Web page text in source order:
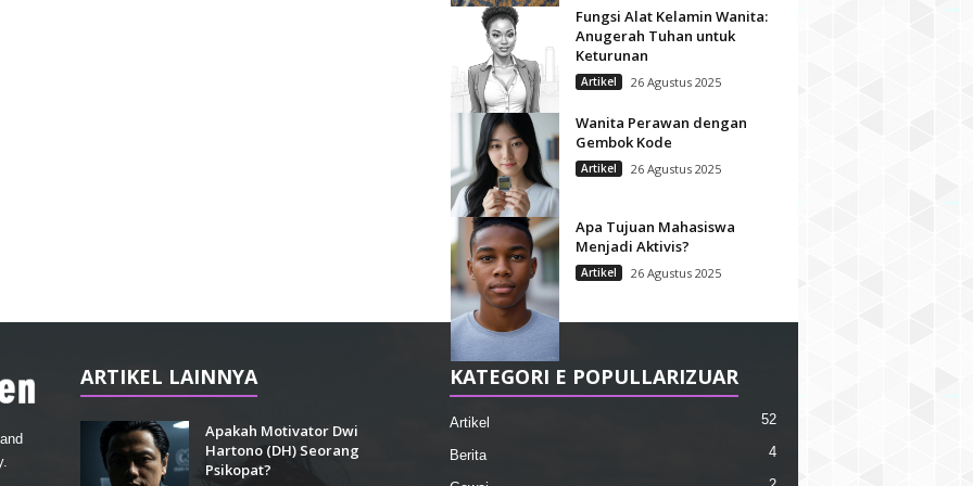
Fungsi Alat Kelamin Wanita:
Anugerah Tuhan untuk
Keturunan
Artikel 26 Agustus 2025
Wanita Perawan dengan
Gembok Kode
Artikel 26 Agustus 2025
Apa Tujuan Mahasiswa
Menjadi Aktivis?
Artikel 26 Agustus 2025
ARTIKEL LAINNYA
Apakah Motivator Dwi
Hartono (DH) Seorang
Psikopat?
KATEGORI E POPULLARIZUAR
Artikel 52
Berita 4